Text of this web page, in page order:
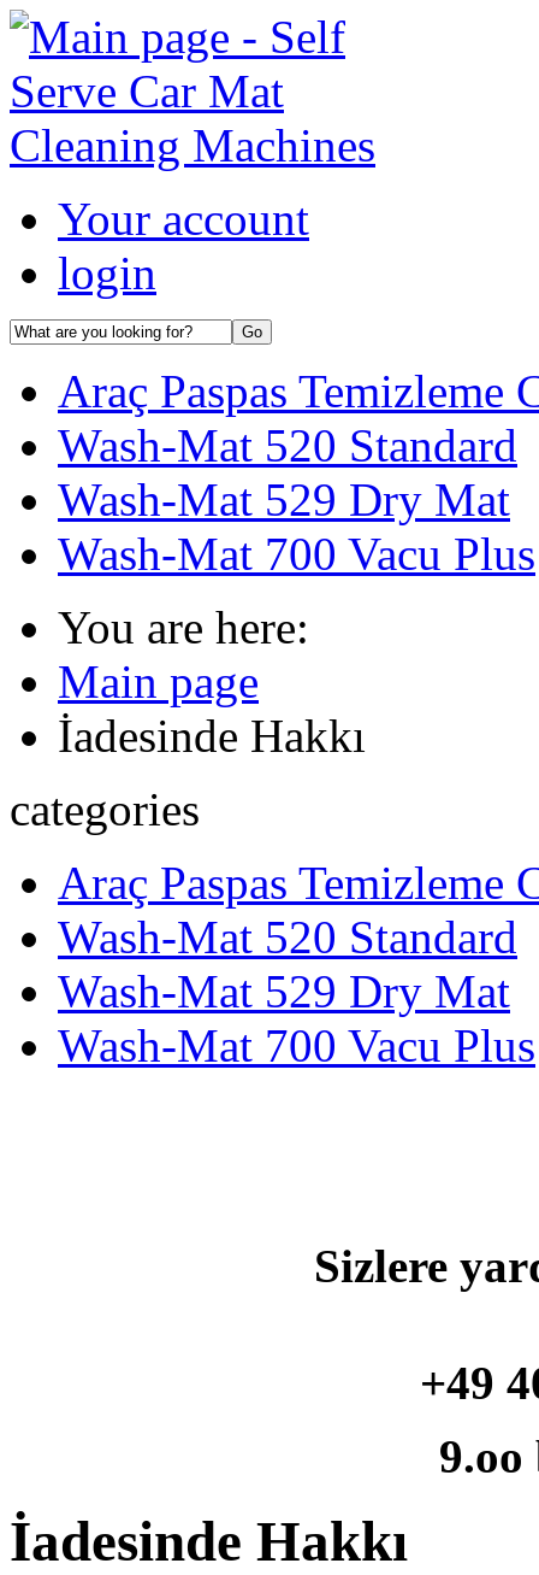
Your account
login
Araç Paspas Temizleme
Wash-Mat 520 Standard
Wash-Mat 529 Dry Mat
Wash-Mat 700 Vacu Plus
You are here:
Main page
İadesinde Hakkı
categories
Araç Paspas Temizleme
Wash-Mat 520 Standard
Wash-Mat 529 Dry Mat
Wash-Mat 700 Vacu Plus
Sizlere
+49
9.oo
İadesinde Hakkı